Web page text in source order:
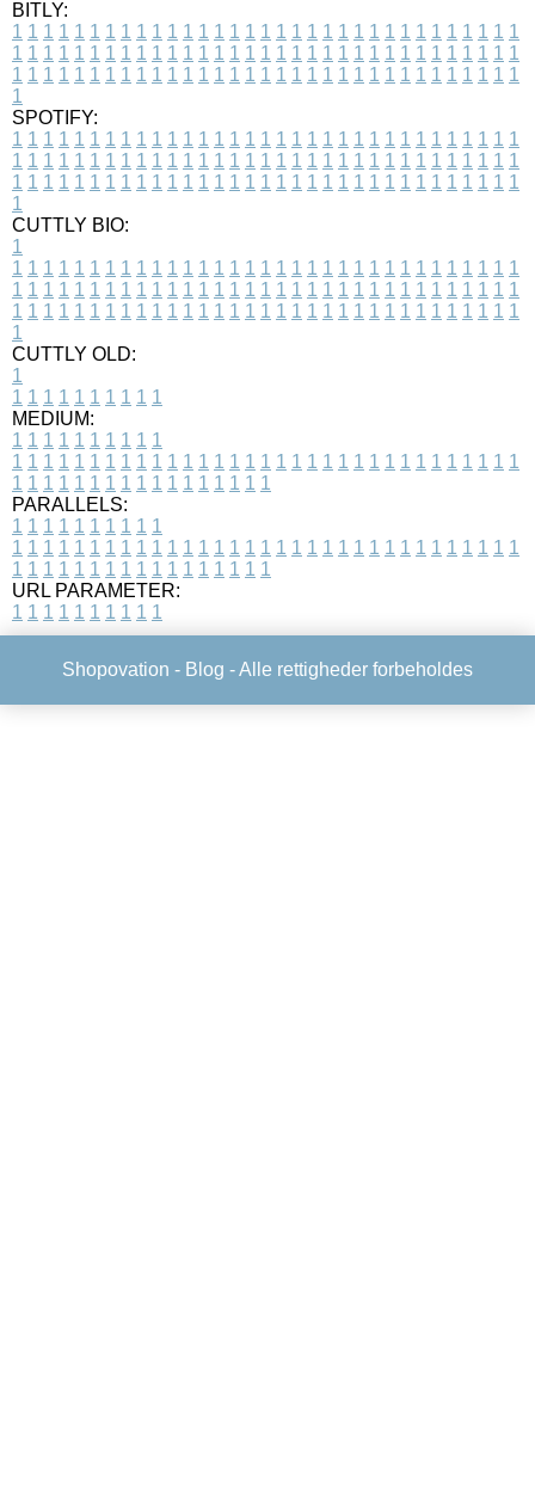
BITLY:
1 1 1 1 1 1 1 1 1 1 1 1 1 1 1 1 1 1 1 1 1 1 1 1 1 1 1 1 1 1 1 1 1
1 1 1 1 1 1 1 1 1 1 1 1 1 1 1 1 1 1 1 1 1 1 1 1 1 1 1 1 1 1 1 1 1
1 1 1 1 1 1 1 1 1 1 1 1 1 1 1 1 1 1 1 1 1 1 1 1 1 1 1 1 1 1 1 1 1
1
SPOTIFY:
1 1 1 1 1 1 1 1 1 1 1 1 1 1 1 1 1 1 1 1 1 1 1 1 1 1 1 1 1 1 1 1 1
1 1 1 1 1 1 1 1 1 1 1 1 1 1 1 1 1 1 1 1 1 1 1 1 1 1 1 1 1 1 1 1 1
1 1 1 1 1 1 1 1 1 1 1 1 1 1 1 1 1 1 1 1 1 1 1 1 1 1 1 1 1 1 1 1 1
1
CUTTLY BIO:
1
1 1 1 1 1 1 1 1 1 1 1 1 1 1 1 1 1 1 1 1 1 1 1 1 1 1 1 1 1 1 1 1 1
1 1 1 1 1 1 1 1 1 1 1 1 1 1 1 1 1 1 1 1 1 1 1 1 1 1 1 1 1 1 1 1 1
1 1 1 1 1 1 1 1 1 1 1 1 1 1 1 1 1 1 1 1 1 1 1 1 1 1 1 1 1 1 1 1 1
1
CUTTLY OLD:
1
1 1 1 1 1 1 1 1 1 1
MEDIUM:
1 1 1 1 1 1 1 1 1 1
1 1 1 1 1 1 1 1 1 1 1 1 1 1 1 1 1 1 1 1 1 1 1 1 1 1 1 1 1 1 1 1 1
1 1 1 1 1 1 1 1 1 1 1 1 1 1 1 1 1
PARALLELS:
1 1 1 1 1 1 1 1 1 1
1 1 1 1 1 1 1 1 1 1 1 1 1 1 1 1 1 1 1 1 1 1 1 1 1 1 1 1 1 1 1 1 1
1 1 1 1 1 1 1 1 1 1 1 1 1 1 1 1 1
URL PARAMETER:
1 1 1 1 1 1 1 1 1 1
Shopovation - Blog - Alle rettigheder forbeholdes